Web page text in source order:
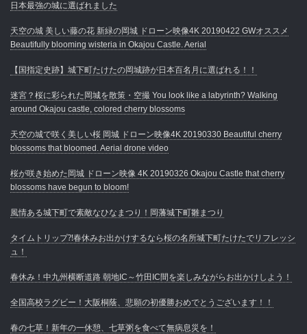
日本最強の城に選ばれました
天空の城 美しい藤の花 新緑の岡城 ドローン映像4K 20190422 GWオススメ
Beautifully blooming wisteria in Okajou Castle. Aerial
【国指定史跡】城下町たけたの岡城跡が日本百名月に選ばれる！！
迷宮？桜に彩られた岡城を散策・空撮 You look like a labyrinth? Walking
around Okajou castle, colored cherry blossoms
天空の城で咲く美しい桜 岡城 ドローン映像4K 20190330 Beautiful cherry
blossoms that bloomed. Aerial drone video
桜が咲き始めた岡城 ドローン映像 4K 20190326 Okajou Castle that cherry
blossoms have begun to bloom!
風情ある城下町で素敵なひなまつり！岡藩城下町雛まつり
タイムトリップ⁈春休みお出かけするなら桜の名所城下町たけたでリフレッシ
ュ！
春休み！中九州横断道路 朝地IC～竹田IC間を楽しみながらお出かけしよう！
全国高校ラグビー！大阪桐蔭、悲願の初優勝おめでとうございます！！
春の七草！新年の一休憩、七草粥を食べて無病息災を！